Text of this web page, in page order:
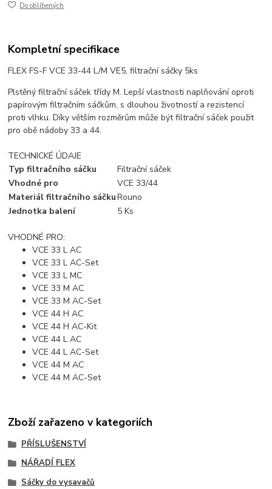
Do oblíbených
Kompletní specifikace
FLEX FS-F VCE 33-44 L/M VE5, filtrační sáčky 5ks
Plstěný filtrační sáček třídy M. Lepší vlastnosti naplňování oproti
papírovým filtračním sáčkům, s dlouhou životností a rezistencí
proti vlhku. Díky větším rozměrům může být filtrační sáček použit
pro obě nádoby 33 a 44.
TECHNICKÉ ÚDAJE
Typ filtračního sáčku
Filtrační sáček
Vhodné pro
VCE 33/44
Materiál filtračního sáčkuRouno
Jednotka balení
5 Ks
VHODNÉ PRO:
VCE 33 L AC
VCE 33 L AC-Set
VCE 33 L MC
VCE 33 M AC
VCE 33 M AC-Set
VCE 44 H AC
VCE 44 H AC-Kit
VCE 44 L AC
VCE 44 L AC-Set
VCE 44 M AC
VCE 44 M AC-Set
Zboží zařazeno v kategoriích
PŘÍSLUŠENSTVÍ
NÁŘADÍ FLEX
Sáčky do vysavačů